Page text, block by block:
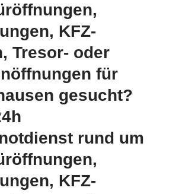
KFZ-
Tresor- oder
für
gesucht?
rund um
KFZ-